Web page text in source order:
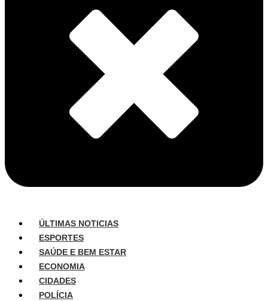
ÚLTIMAS NOTICIAS
ESPORTES
SAÚDE E BEM ESTAR
ECONOMIA
CIDADES
POLÍCIA